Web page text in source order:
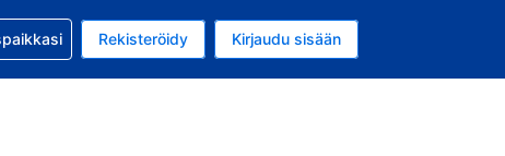
on Yhdysvaltain dollari
on Suomi
kanssa Rekisteröidy Kirjaudu sisään